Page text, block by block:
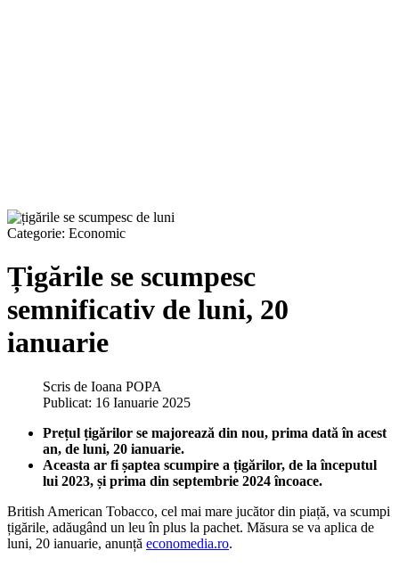
Categorie: Economic
Țigările se scumpesc
semnificativ de luni, 20
ianuarie
Scris de Ioana POPA
Publicat: 16 Ianuarie 2025
Prețul țigărilor se majorează din nou, prima dată în acest
an, de luni, 20 ianuarie.
Aceasta ar fi șaptea scumpire a țigărilor, de la începutul
lui 2023, și prima din septembrie 2024 încoace.
British American Tobacco, cel mai mare jucător din piață, va scumpi
țigările, adăugând un leu în plus la pachet. Măsura se va aplica de
luni, 20 ianuarie, anunță economedia.ro.